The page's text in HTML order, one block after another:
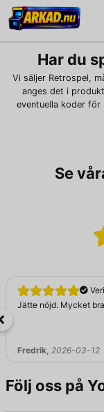
Har du
Vi säljer Retrospel,
anges det i
eventuella koder för
Se
Jätte nöjd. Mycket bra
Fredrik, 2026-03-12
Följ oss på